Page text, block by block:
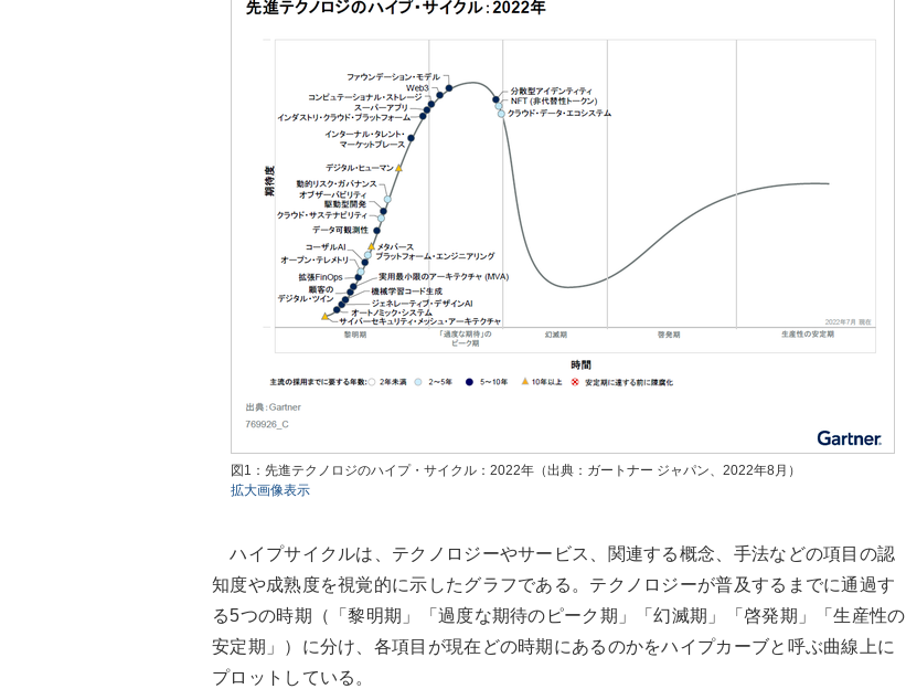
図1：先進テクノロジのハイプ・サイクル：2022年（出典：ガートナー ジャパン、2022年8月）
拡大画像表示
ハイプサイクルは、テクノロジーやサービス、関連する概念、手法などの項目の認
知度や成熟度を視覚的に示したグラフである。テクノロジーが普及するまでに通過す
る5つの時期（「黎明期」「過度な期待のピーク期」「幻滅期」「啓発期」「生産性の
安定期」）に分け、各項目が現在どの時期にあるのかをハイプカーブと呼ぶ曲線上に
プロットしている。